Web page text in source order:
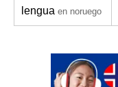
lengua en noruego